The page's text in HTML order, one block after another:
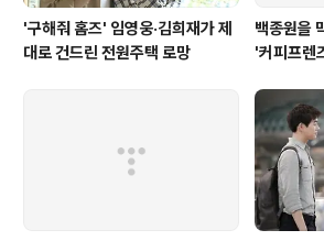
'구해줘 홈즈' 임영웅·김희재가 제
대로 건드린 전원주택 로망
백종원을
'커피프렌